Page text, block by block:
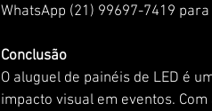
WhatsApp (21) 99697-7419
Conclusão
O aluguel de painéis de LED é
impacto visual em eventos.